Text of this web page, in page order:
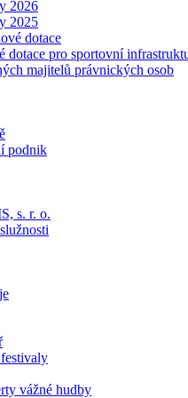
2026
2025
dotace
dotace pro sportovní
majitelů právnických osob
podnik
s. r. o.
vážné hudby